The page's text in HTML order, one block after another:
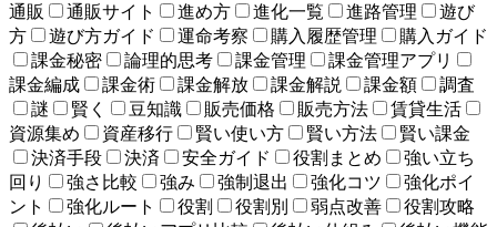
通販
通販サイト 進め方 進化一覧 進路管理
遊び
方
遊び方ガイド 運命考察 購入履歴管理
購入ガイド
課金秘密
論理的思考 課金管理
課金管理アプリ
課金編成
課金術 課金解放 課金解説 課金額
調査
謎
賢く 豆知識 販売価格 販売方法
賃貸生活
資源集め
資産移行 賢い使い方 賢い方法
賢い課金
決済手段
決済 安全ガイド 役割まとめ
強い立ち
回り
強さ比較 強み 強制退出 強化コツ
強化ポイ
ント
強化ルート 役割 役割別 弱点改善
役割攻略